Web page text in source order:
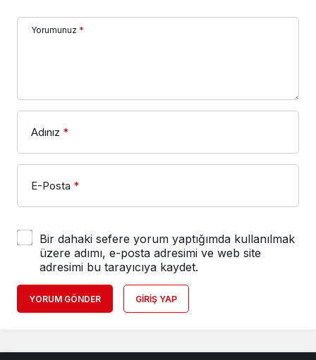
Yorumunuz *
Adınız *
E-Posta *
Bir dahaki sefere yorum yaptığımda kullanılmak
üzere adımı, e-posta adresimi ve web site
adresimi bu tarayıcıya kaydet.
YORUM GÖNDER GIRIŞ YAP